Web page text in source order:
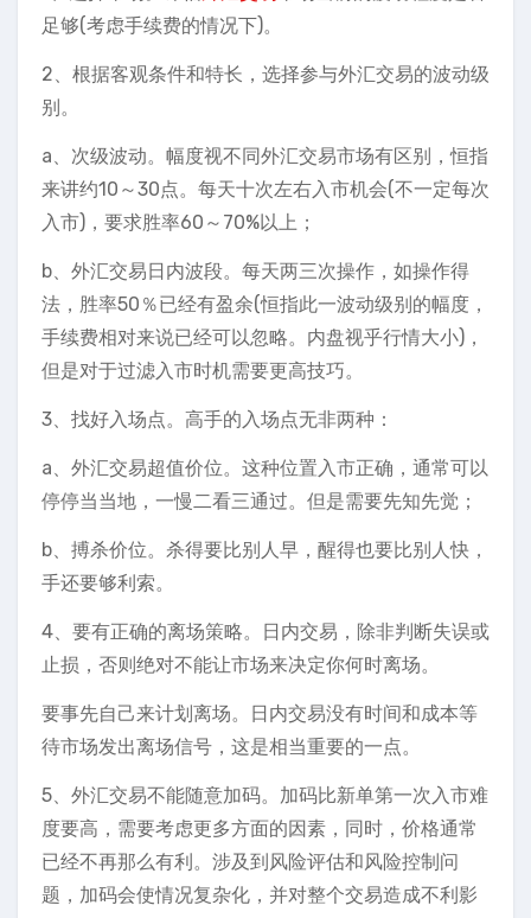
足够(考虑手续费的情况下)。
2、根据客观条件和特长，选择参与外汇交易的波动级
别。
a、次级波动。幅度视不同外汇交易市场有区别，恒指
来讲约10～30点。每天十次左右入市机会(不一定每次
入市)，要求胜率60～70%以上；
b、外汇交易日内波段。每天两三次操作，如操作得
法，胜率50％已经有盈余(恒指此一波动级别的幅度，
手续费相对来说已经可以忽略。内盘视乎行情大小)，
但是对于过滤入市时机需要更高技巧。
3、找好入场点。高手的入场点无非两种：
a、外汇交易超值价位。这种位置入市正确，通常可以
停停当当地，一慢二看三通过。但是需要先知先觉；
b、搏杀价位。杀得要比别人早，醒得也要比别人快，
手还要够利索。
4、要有正确的离场策略。日内交易，除非判断失误或
止损，否则绝对不能让市场来决定你何时离场。
要事先自己来计划离场。日内交易没有时间和成本等
待市场发出离场信号，这是相当重要的一点。
5、外汇交易不能随意加码。加码比新单第一次入市难
度要高，需要考虑更多方面的因素，同时，价格通常
已经不再那么有利。涉及到风险评估和风险控制问
题，加码会使情况复杂化，并对整个交易造成不利影